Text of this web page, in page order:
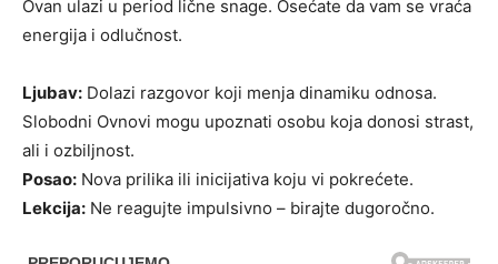
Ovan ulazi u period lične snage. Osećate da vam se vraća
energija i odlučnost.
Ljubav: Dolazi razgovor koji menja dinamiku odnosa.
Slobodni Ovnovi mogu upoznati osobu koja donosi strast,
ali i ozbiljnost.
Posao: Nova prilika ili inicijativa koju vi pokrećete.
Lekcija: Ne reagujte impulsivno – birajte dugoročno.